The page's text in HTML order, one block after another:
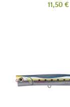
Prix
11,50 €